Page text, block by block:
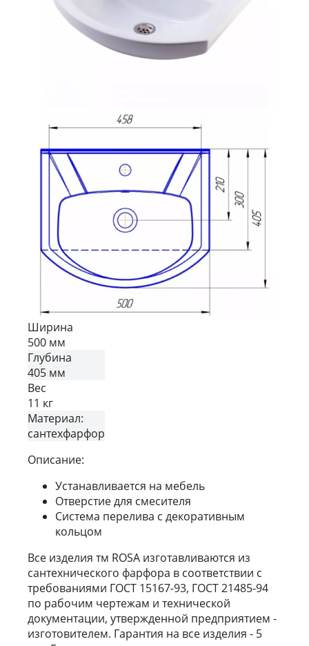
Ширина
500 мм
Глубина
405 мм
Вес
11 кг
Материал:
сантехфарфор
Описание:
Устанавливается на мебель
Отверстие для смесителя
Система перелива с декоративным
кольцом
Все изделия тм ROSA изготавливаются из
сантехнического фарфора в соответствии с
требованиями ГОСТ 15167-93, ГОСТ 21485-94
по рабочим чертежам и технической
документации, утвержденной предприятием -
изготовителем. Гарантия на все изделия - 5